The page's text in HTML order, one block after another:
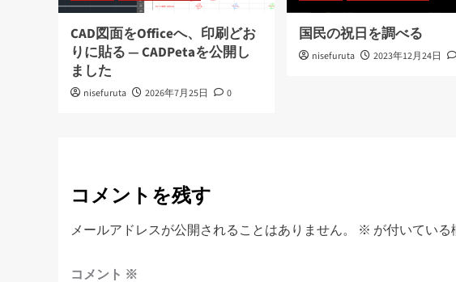
CAD図面をOfficeへ、印刷どお
りに貼る ― CADPetaを公開し
ました
nisefuruta 2026年7月25日 0
国民の祝日を調べる
nisefuruta 2023年12月24日
コメントを残す
メールアドレスが公開されることはありません。 ※ が付いている
コメント ※